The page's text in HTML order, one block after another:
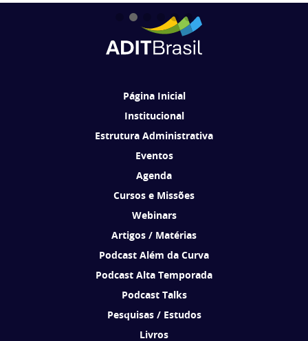
Página Inicial
Institucional
Estrutura Administrativa
Eventos
Agenda
Cursos e Missões
Webinars
Artigos / Matérias
Podcast Além da Curva
Podcast Alta Temporada
Podcast Talks
Pesquisas / Estudos
Livros